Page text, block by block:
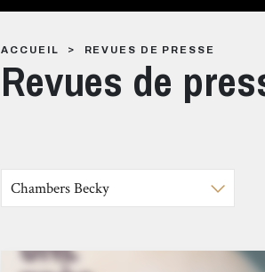
ACCUEIL REVUES DE PRESSE
Revues de